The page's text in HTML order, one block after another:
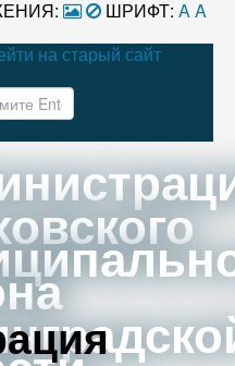
ШРИФТ: AA
на старый сайт